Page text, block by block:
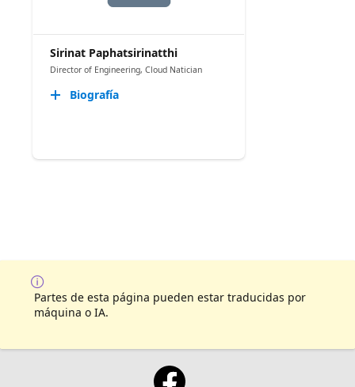
Sirinat Paphatsirinatthi
Director of Engineering, Cloud Natician
Biografía
Partes de esta página pueden estar traducidas por
máquina o IA.